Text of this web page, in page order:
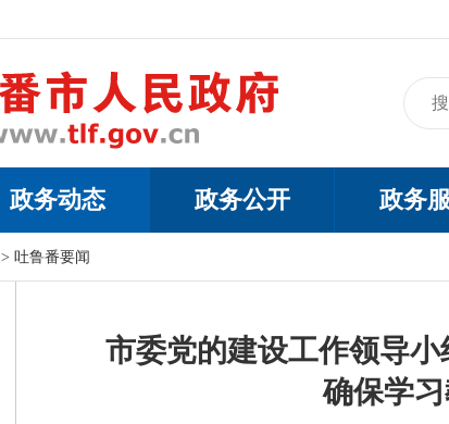
政务动态 政务公开 政务
> 吐鲁番要闻
市委党的建设工作领导
确保学